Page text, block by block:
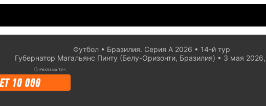
Футбол Бразилия. Серия А 2026
14-й тур
Губернатор Магальянс Пинту (Белу-Оризонти, Бразилия)
3 мая
ⓘ Реклама 18+.